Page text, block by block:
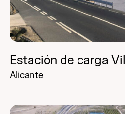
Estación de carga
Alicante